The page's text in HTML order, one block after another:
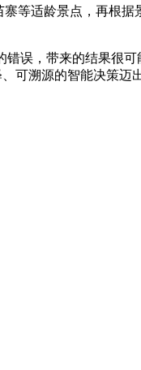
等适龄景点，再根据
误，带来的结果很可
可溯源的智能决策迈